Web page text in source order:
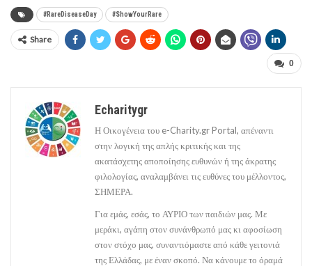
#RareDiseaseDay #ShowYourRare
Share
0
Echaritygr
Η Οικογένεια του e-Charity.gr Portal, απέναντι
στην λογική της απλής κριτικής και της
ακατάσχετης αποποίησης ευθυνών ή της άκρατης
φιλολογίας, αναλαμβάνει τις ευθύνες του μέλλοντος,
ΣΗΜΕΡΑ.
Για εμάς, εσάς, το ΑΥΡΙΟ των παιδιών μας. Με
μεράκι, αγάπη στον συνάνθρωπό μας κι αφοσίωση
στον στόχο μας, συναντιόμαστε από κάθε γειτονιά
της Ελλάδας, με έναν σκοπό. Να κάνουμε το όραμά